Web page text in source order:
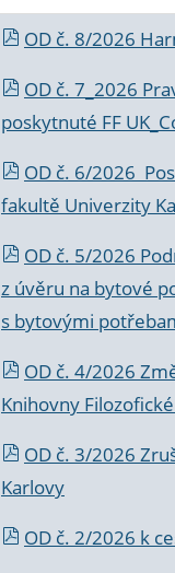
OD č. 8/2026
OD č. 7_2026
poskytnuté FF
OD č. 6/2026
fakultě Univerzity
OD č. 5/2026
z úvěru na bytové
s bytovými
OD č. 4/2026
Knihovny
OD č. 3/2026
Karlovy
OD č. 2/2026 k